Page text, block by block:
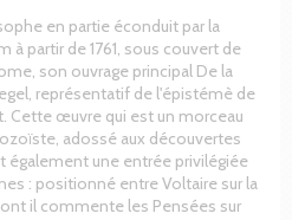
en partie éconduit par la
à partir de 1761, sous couvert de
son ouvrage principal De la
représentatif de l'épistémè de
Cette œuvre qui est un morceau
adossé aux découvertes
également une entrée privilégiée
: positionné entre Voltaire sur la
il commente les Pensées sur